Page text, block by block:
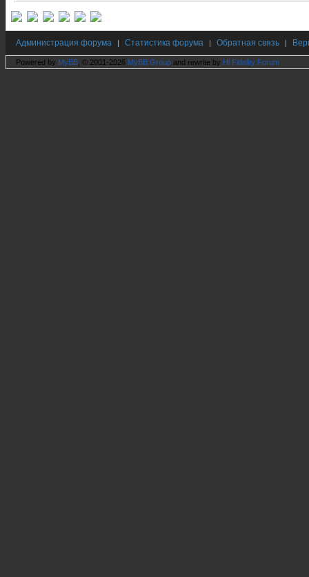
Администрация форума | Статистика форума | Обратная связь |
Powered by MyBB , © 2001-2026 MyBB Group and rewrite by Hi Fidelity Forum